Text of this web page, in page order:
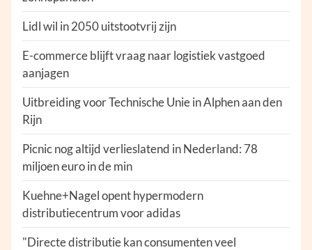
Lidl wil in 2050 uitstootvrij zijn
E-commerce blijft vraag naar logistiek vastgoed
aanjagen
Uitbreiding voor Technische Unie in Alphen aan den
Rijn
Picnic nog altijd verlieslatend in Nederland: 78
miljoen euro in de min
Kuehne+Nagel opent hypermodern
distributiecentrum voor adidas
"Directe distributie kan consumenten veel